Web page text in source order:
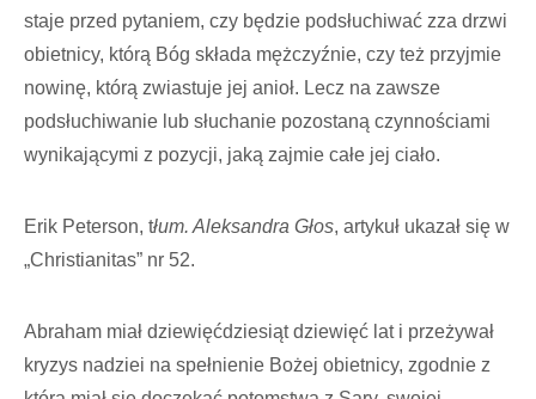
staje przed pytaniem, czy będzie podsłuchiwać zza drzwi
obietnicy, którą Bóg składa mężczyźnie, czy też przyjmie
nowinę, którą zwiastuje jej anioł. Lecz na zawsze
podsłuchiwanie lub słuchanie pozostaną czynnościami
wynikającymi z pozycji, jaką zajmie całe jej ciało.
Erik Peterson, tłum. Aleksandra Głos, artykuł ukazał się w
„Christianitas” nr 52.
Abraham miał dziewięćdziesiąt dziewięć lat i przeżywał
kryzys nadziei na spełnienie Bożej obietnicy, zgodnie z